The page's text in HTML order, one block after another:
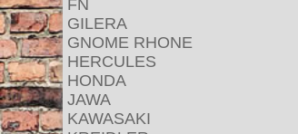
FN
GILERA
GNOME RHONE
HERCULES
HONDA
JAWA
KAWASAKI